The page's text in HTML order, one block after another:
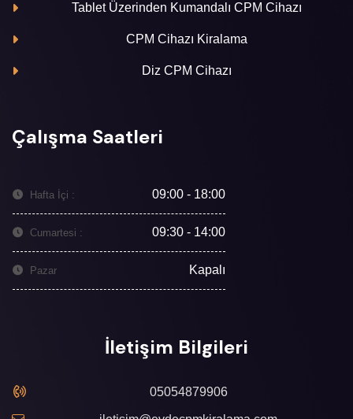
Tablet Üzerinden Kumandalı CPM Cihazı
CPM Cihazı Kiralama
Diz CPM Cihazı
Çalışma Saatleri
Hafta İçi : 09:00 - 18:00
Cumartesi : 09:30 - 14:00
Pazar Kapalı
İletişim Bilgileri
05054879906